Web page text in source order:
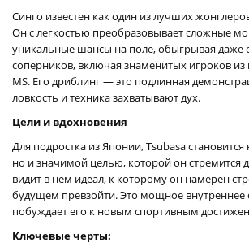
Синго известен как один из лучших
Он с легкостью преобразовывает сложные
уникальные шансы на поле, обыгрывая даже
соперников, включая знаменитых игроков
MS. Его дриблинг — это подлинная
ловкость и техника захватывают дух.
Цели и вдохновения
Для подростка из Японии, Tsubasa
но и значимой целью, которой он стремится
видит в нем идеал, к которому он намерен
будущем превзойти. Это мощное внутреннее
побуждает его к новым спортивным
Ключевые черты: